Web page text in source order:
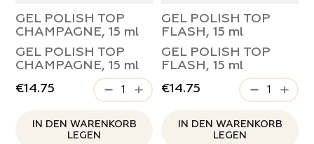
Lippenstift
Nagelhautschieber
DER KATEGORIE
GEL POLISH TOP
CHAMPAGNE, 15 ml
€14.75
IN DEN WARENKORB
LEGEN
GEL POLISH TOP
CHAMPAGNE, 15 ml
GEL POLISH TOP
FLASH, 15 ml
€14.75
IN DEN WARENKORB
LEGEN
GEL POLISH TOP
FLASH, 15 ml